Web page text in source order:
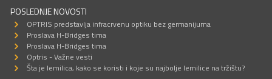
POSLEDNJE NOVOSTI
OPTRIS predstavlja infracrvenu optiku bez germanijuma
Proslava H-Bridges tima
Proslava H-Bridges tima
Optris - Važne vesti
Šta je lemilica, kako se koristi i koje su najbolje lemilice na tržištu?